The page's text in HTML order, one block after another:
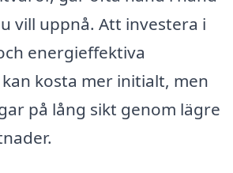
vill uppnå. Att investera i
energieffektiva
kosta mer initialt, men
på lång sikt genom lägre